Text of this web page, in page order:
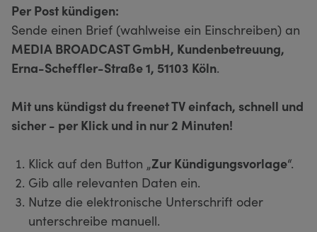
Per Post kündigen:
Sende einen Brief (wahlweise ein Einschreiben) an
MEDIA BROADCAST GmbH, Kundenbetreuung,
Erna-Scheffler-Straße 1, 51103 Köln.
Mit uns kündigst du freenet TV einfach, schnell und
sicher - per Klick und in nur 2 Minuten!
Klick auf den Button „Zur Kündigungsvorlage“.
Gib alle relevanten Daten ein.
Nutze die elektronische Unterschrift oder
unterschreibe manuell.